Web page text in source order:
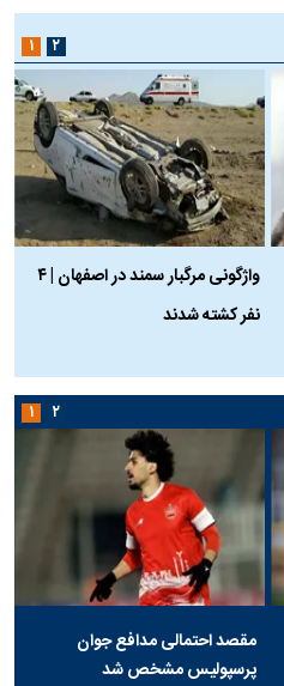
واژگونی مرگبار سمند در اصفهان | ۴
نفر کشته شدند
۱ ۲
مقصد احتمالی مدافع جوان
پرسپولیس مشخص شد
۱ ۲